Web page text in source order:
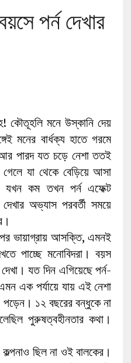
পর্ন দেখার
কৌতূহলি মনে উস্কানি দেয়
মনের বার্ধক্য হাতে গরমে
পারদ যত চড়ে নেশা ততই
যা থেকে বেড়িয়ে আসা
যখন কম তখন পর্ন এফেক্ট
অভ্যাস পরবর্তী সময়ে
ভায়াগ্রায় আসক্তি, এমনই
পাচ্ছে মনোবিদরা। বয়স
যত দিন এগিয়েছে পর্ন-
এক পর্যায়ে যায় এই নেশা
১২ বছরের বন্ধুকে না
পুরুষত্বহীনতার কথা।
ছিল না ওই বালকের।